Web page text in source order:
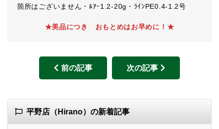
箇所はございません・ﾙｱｰ1.2-20g・ﾗｲﾝPE0.4-1.2号
★美品につき おもとめはお早めに！★
前の記事 次の記事
平野店（Hirano）の新着記事